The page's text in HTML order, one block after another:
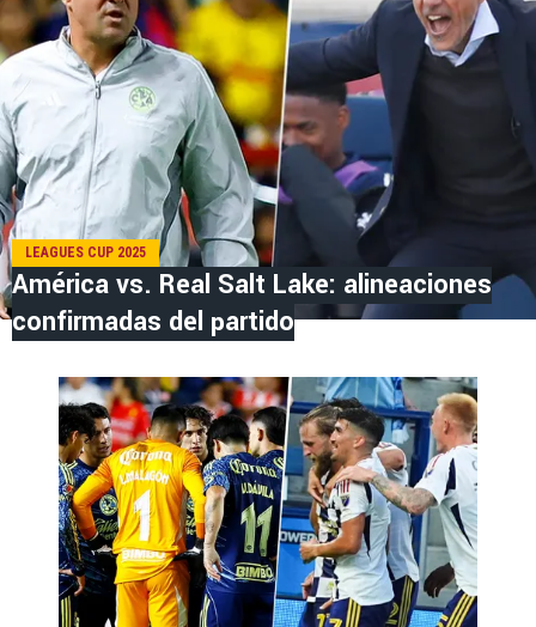
LEAGUES CUP 2025
América vs. Real Salt Lake: alineaciones
confirmadas del partido